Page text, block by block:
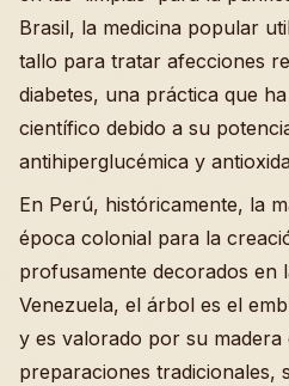
Brasil, la medicina popular
tallo para tratar afecciones
diabetes, una práctica que
científico debido a su
antihiperglucémica y
En Perú, históricamente, la
época colonial para la
profusamente decorados en
Venezuela, el árbol es el
y es valorado por su madera
preparaciones tradicionales,